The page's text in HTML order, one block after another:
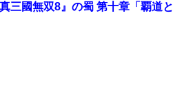
真三國無双8』の蜀 第十章「覇道